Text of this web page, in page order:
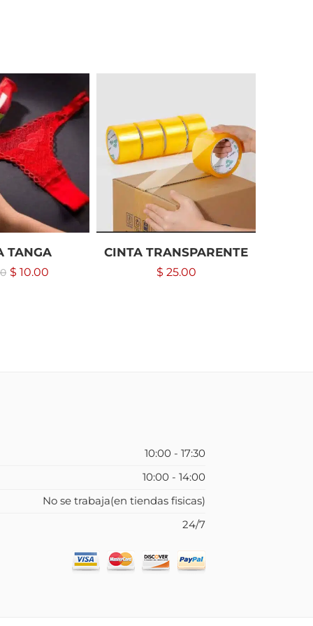
TANGA
$ 10.00
CINTA TRANSPARENTE
$ 25.00
10:00 - 17:30
10:00 - 14:00
No se trabaja(en tiendas fisicas)
24/7